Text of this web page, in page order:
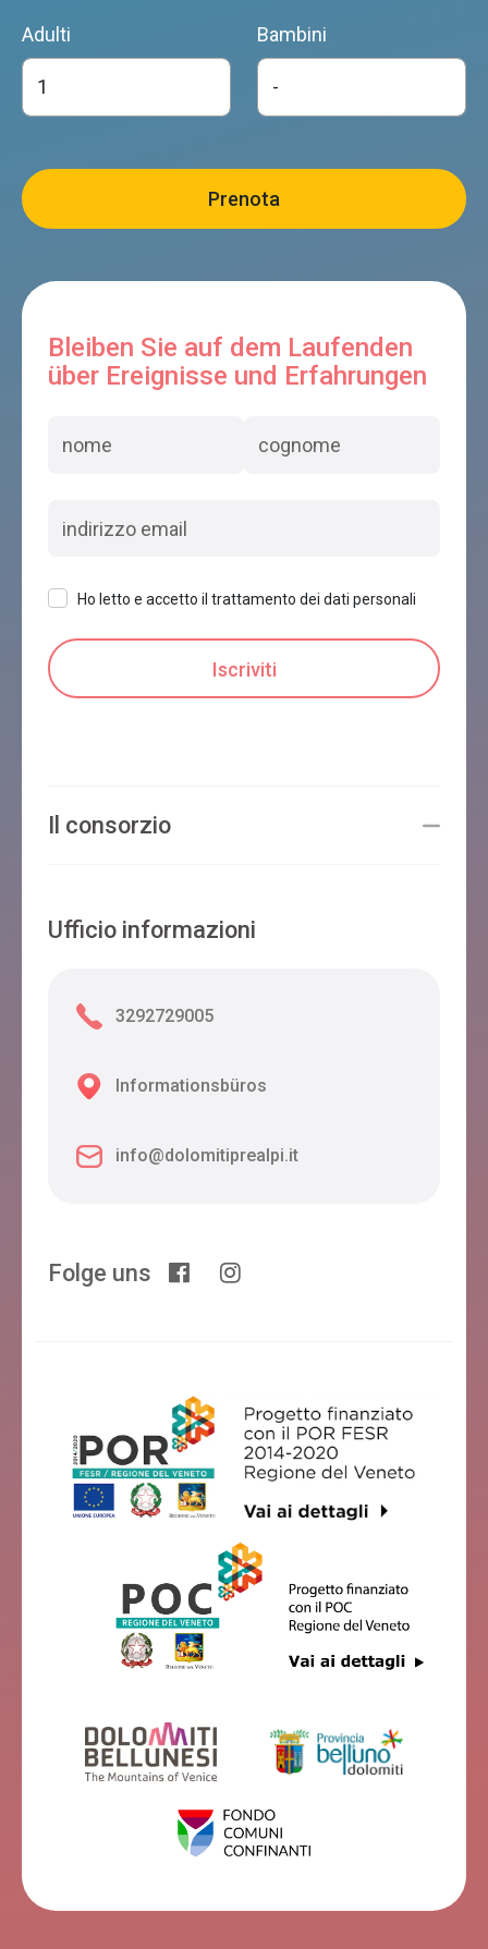
Adulti Bambini
Bleiben Sie auf dem Laufenden
über Ereignisse und Erfahrungen
Ho letto e accetto il trattamento dei dati personali
Il consorzio
Ufficio informazioni
3292729005
Informationsbüros
info@dolomitiprealpi.it
Folge uns